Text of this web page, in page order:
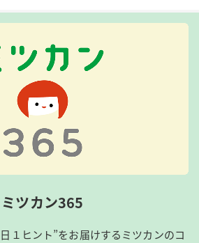
ミツカン365
１ヒント”をお届けするミツカンのコ